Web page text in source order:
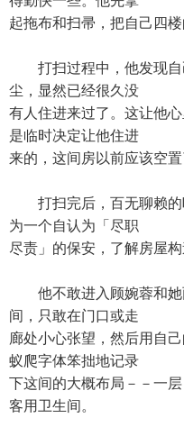
起拖布和扫帚，把自己四
打扫过程中，他发现自
尘，显然已经很久没
有人住进来过了。这让他
是临时决定让他住进
来的，这间房以前应该空置
打扫完后，百无聊赖的
为一个自认为「尽职
尽责」的保安，了解房屋构
他不敢进入顾婉蓉和她
间，只敢在门口或走
廊处小心张望，然后用自
蚁爬字体笨拙地记录
下这间的大概布局－－一
客用卫生间。